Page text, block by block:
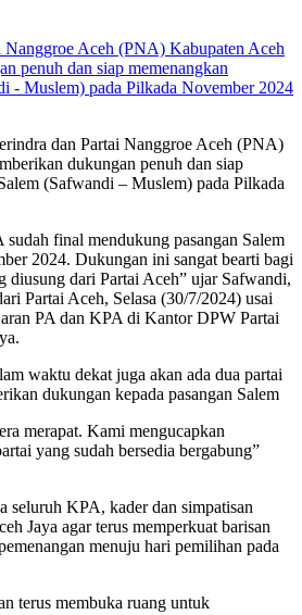
Nanggroe Aceh (PNA) Kabupaten Aceh
penuh dan siap memenangkan
- Muslem) pada Pilkada November 2024
dan Partai Nanggroe Aceh (PNA)
dukungan penuh dan siap
(Safwandi – Muslem) pada Pilkada
final mendukung pasangan Salem
2024. Dukungan ini sangat bearti bagi
diusung dari Partai Aceh” ujar Safwandi,
Partai Aceh, Selasa (30/7/2024) usai
PA dan KPA di Kantor DPW Partai
waktu dekat juga akan ada dua partai
dukungan kepada pasangan Salem
merapat. Kami mengucapkan
yang sudah bersedia bergabung”
seluruh KPA, kader dan simpatisan
Jaya agar terus memperkuat barisan
menuju hari pemilihan pada
terus membuka ruang untuk